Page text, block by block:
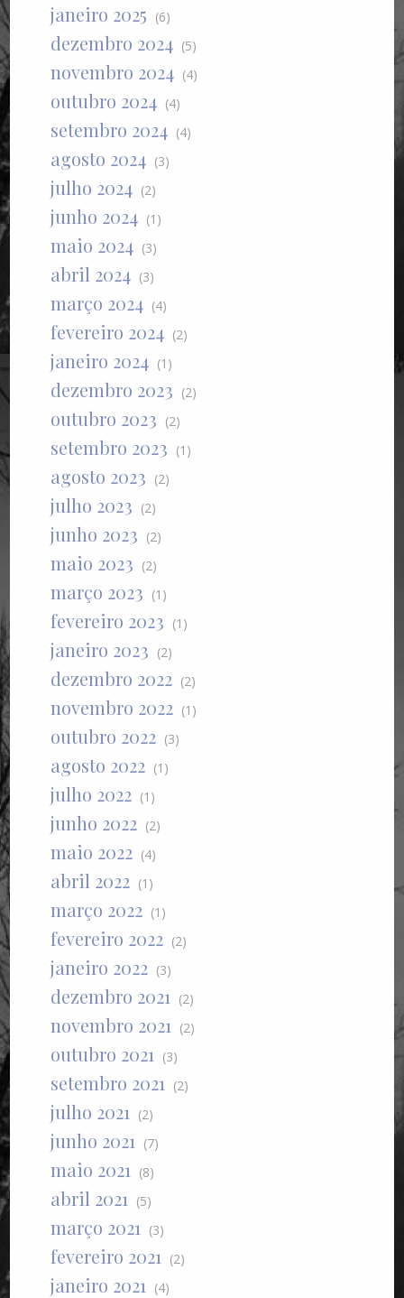
janeiro 2025 (6)
dezembro 2024 (5)
novembro 2024 (4)
outubro 2024 (4)
setembro 2024 (4)
agosto 2024 (3)
julho 2024 (2)
junho 2024 (1)
maio 2024 (3)
abril 2024 (3)
março 2024 (4)
fevereiro 2024 (2)
janeiro 2024 (1)
dezembro 2023 (2)
outubro 2023 (2)
setembro 2023 (1)
agosto 2023 (2)
julho 2023 (2)
junho 2023 (2)
maio 2023 (2)
março 2023 (1)
fevereiro 2023 (1)
janeiro 2023 (2)
dezembro 2022 (2)
novembro 2022 (1)
outubro 2022 (3)
agosto 2022 (1)
julho 2022 (1)
junho 2022 (2)
maio 2022 (4)
abril 2022 (1)
março 2022 (1)
fevereiro 2022 (2)
janeiro 2022 (3)
dezembro 2021 (2)
novembro 2021 (2)
outubro 2021 (3)
setembro 2021 (2)
julho 2021 (2)
junho 2021 (7)
maio 2021 (8)
abril 2021 (5)
março 2021 (3)
fevereiro 2021 (2)
janeiro 2021 (4)